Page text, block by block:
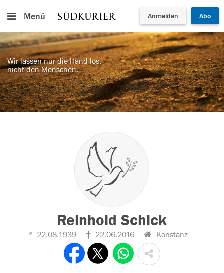
Menü Anmelden Abo
Wir lassen nur die Hand los,
nicht den Menschen.
Reinhold Schick
22.08.1939 22.06.2016 Konstanz